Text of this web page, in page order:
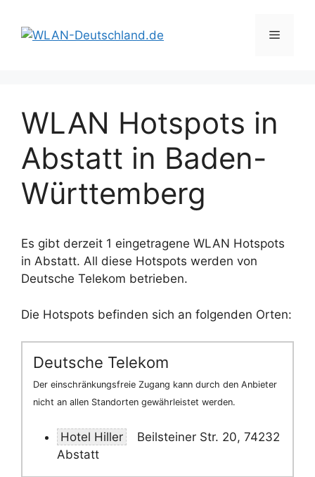
Inhalt
springen
Menü
WLAN Hotspots in
Abstatt in Baden-
Württemberg
Es gibt derzeit 1 eingetragene WLAN Hotspots
in Abstatt. All diese Hotspots werden von
Deutsche Telekom betrieben.
Die Hotspots befinden sich an folgenden Orten:
Deutsche Telekom
Der einschränkungsfreie Zugang kann durch den Anbieter
nicht an allen Standorten gewährleistet werden.
Hotel Hiller
Beilsteiner Str. 20, 74232
Abstatt